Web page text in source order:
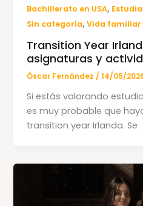
Bachillerato en USA,
Sin categoría,Vida familiar
Transition Year
asignaturas y
Óscar Fernández/14/05/
Si estás valorando
es muy probable que
transition year Irlanda. Se